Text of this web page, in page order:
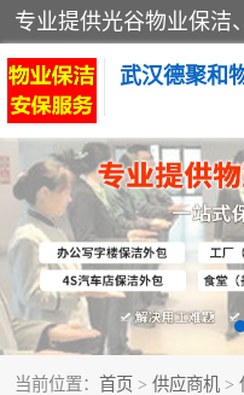
武汉德聚和
当前位置： 首页 > 供应商机 >
保洁外包